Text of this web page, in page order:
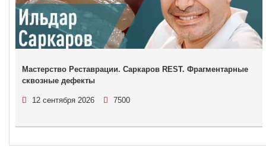
Мастерство Реставрации. Саркаров REST. Фрагментарные
сквозные дефекты
12 сентября 2026 7500